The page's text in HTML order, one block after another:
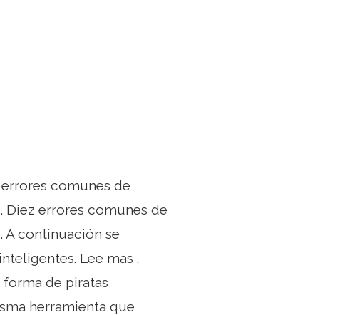
comunes de
errores comunes de
continuación se
Lee mas .
de piratas
herramienta que